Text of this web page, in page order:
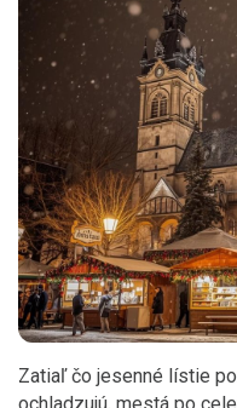
Zatiaľ čo jesenné lístie